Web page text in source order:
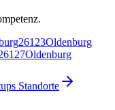
26123Oldenburg
Oldenburg
Standorte